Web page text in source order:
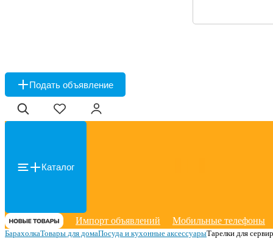
Подать объявление
Каталог
Импорт объявлений Мобильные телефоны
БарахолкаТовары для домаПосуда и кухонные аксессуарыТарелки для